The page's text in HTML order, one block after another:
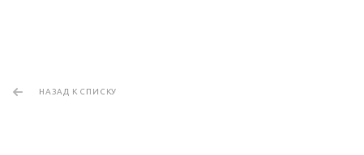
НАЗАД К СПИСКУ